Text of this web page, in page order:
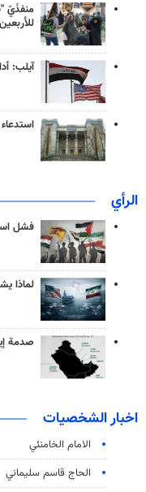
منفذَيّ
آيلب:
استدعاء
الرأي
فشل
لماذا
صدمة
اخبار الشخصيات
الامام الخامنئي
الحاج قاسم سليماني